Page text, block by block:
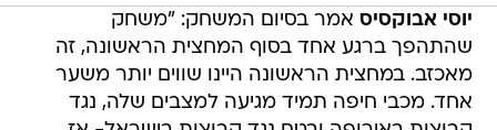
יוסי אבוקסיס אמר בסיום המשחק: "משחק
שהתהפך ברגע אחד בסוף המחצית הראשונה, זה
מאכזב. במחצית הראשונה היינו שווים יותר משער
אחד. מכבי חיפה תמיד מגיעה למצבים שלה, נגד